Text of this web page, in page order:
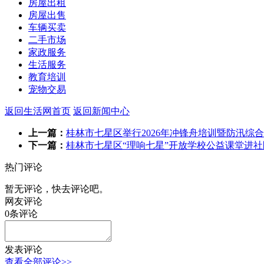
房屋出租
房屋出售
车辆买卖
二手市场
家政服务
生活服务
教育培训
宠物交易
返回生活网首页 返回新闻中心
上一篇： 桂林市七星区举行2026年冲锋舟培训暨防汛综
下一篇： 桂林市七星区“理响七星”开放学校公益课堂进
热门评论
暂无评论，快去评论吧。
网友评论
0条评论
发表评论
查看全部评论>>